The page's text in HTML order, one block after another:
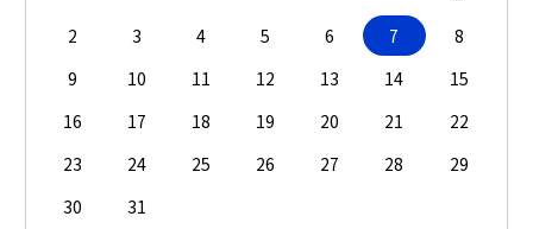
2
3 4 5 6 7
8
9
10 11 12 13 14
15
16
17 18 19 20 21
22
23
24 25 26 27 28
29
30
31